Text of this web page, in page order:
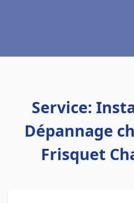
Service:
Dépannage
Frisquet